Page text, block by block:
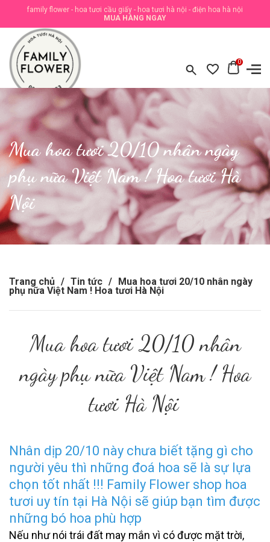
family flower - hoa tươi cầu giấy - hoa tươi hà nội - điện hoa hà nội
MUA HÀNG NGAY
0
Mua hoa tươi 20/10 nhân ngày
phụ nữa Việt Nam ! Hoa tươi Hà
Nội
Trang chủ / Tin tức / Mua hoa tươi 20/10 nhân ngày
phụ nữa Việt Nam ! Hoa tươi Hà Nội
Mua hoa tươi 20/10 nhân
ngày phụ nữa Việt Nam ! Hoa
tươi Hà Nội
Nhân dịp 20/10 này chưa biết tặng gì cho
người yêu thì những đoá hoa sẽ là sự lựa
chọn tốt nhất !!! Family Flower shop hoa
tươi uy tín tại Hà Nội sẽ giúp bạn tìm được
những bó hoa phù hợp
Nếu như nói trái đất may mắn vì có được mặt trời,